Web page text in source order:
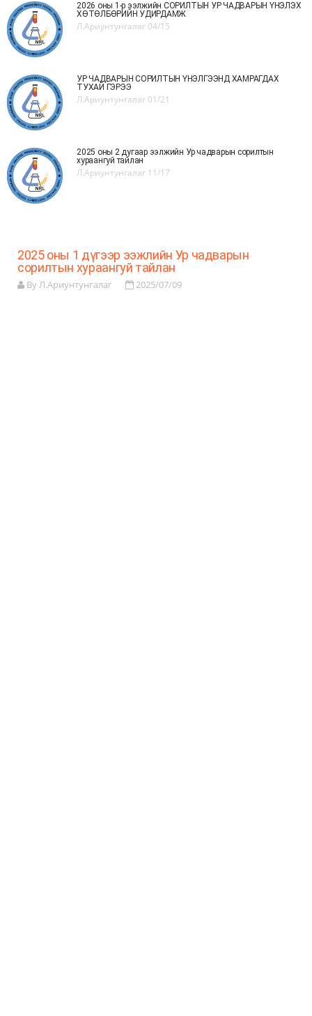
2026 оны 1-р ээлжийн СОРИЛТЫН УР ЧАДВАРЫН ҮНЭЛЭХ
ХӨТӨЛБӨРИЙН УДИРДАМЖ
Л.Ариунтунгалаг 04/15
УР ЧАДВАРЫН СОРИЛТЫН ҮНЭЛГЭЭНД ХАМРАГДАХ
ТУХАЙ ГЭРЭЭ
Л.Ариунтунгалаг 01/21
2025 оны 2 дугаар ээлжийн Ур чадварын сорилтын
хураангуй тайлан
Л.Ариунтунгалаг 11/17
2025 оны 1 дүгээр ээжлийн Ур чадварын
сорилтын хураангуй тайлан
By Л.Ариунтунгалаг 2025/07/09